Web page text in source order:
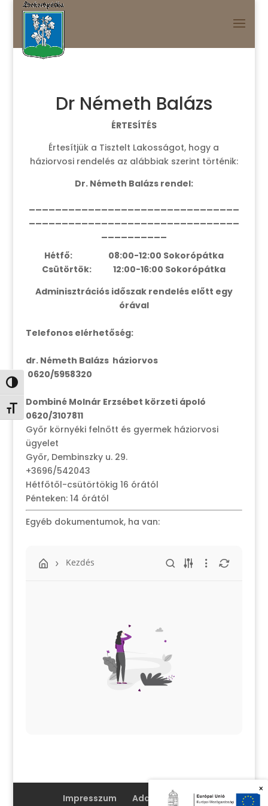
Nagy kontraszt váltása
Betűméret váltása
×
Dr Németh Balázs
ÉRTESÍTÉS
Értesítjük a Tisztelt Lakosságot, hogy a
háziorvosi rendelés az alábbiak szerint történik:
Dr. Németh Balázs rendel:
Hétfő: 08:00-12:00 Sokorópátka
Csütörtök: 12:00-16:00 Sokorópátka
Adminisztrációs időszak rendelés előtt egy
órával
Telefonos elérhetőség:
dr. Németh Balázs háziorvos
0620/5958320
Dombiné Molnár Erzsébet körzeti ápoló
0620/3107811
Győr környéki felnőtt és gyermek háziorvosi
ügyelet
Győr, Dembinszky u. 29.
+3696/542043
Hétfőtől-csütörtökig 16 órától
Pénteken: 14 órától
Egyéb dokumentumok, ha van:
Kezdés
Impresszum Adatvédelem